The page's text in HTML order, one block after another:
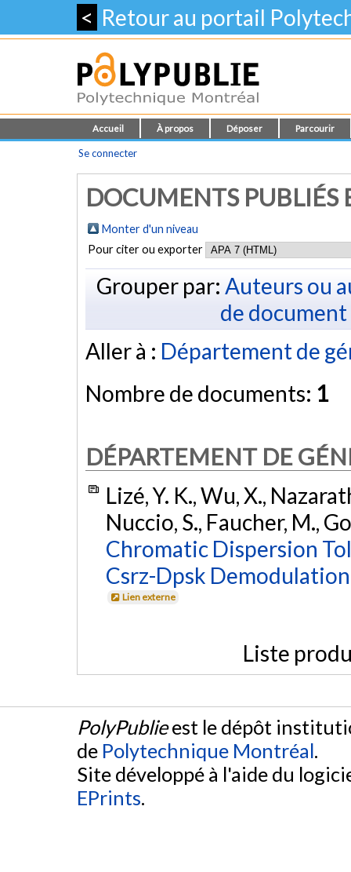
< Retour au portail
Accueil À propos Déposer Parcourir
Se connecter
DOCUMENTS PUBLIÉS
Monter d'un niveau
Pour citer ou exporter
Grouper par: Auteurs ou
de document
Aller à : Département de
Nombre de documents: 1
DÉPARTEMENT DE
Lizé, Y. K., Wu, X.,
Nuccio, S., Faucher, M.,
Chromatic Dispersion
Csrz-Dpsk
Lien externe
Liste
PolyPublieest le dépôt
de Polytechnique Montréal.
Site développé à l'aide du
EPrints.